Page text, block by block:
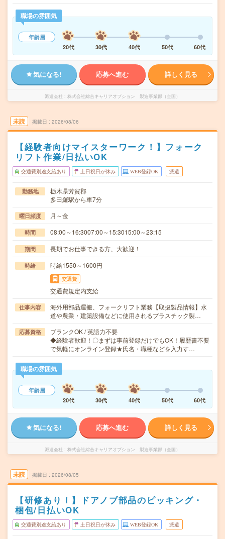
職場の雰囲気
年齢層
20代
30代 40代 50代 60代
気になる! 応募へ進む 詳しく見る
派遣会社 株式会社綜合キャリアオプション 製造事業部（全国）
未読 掲載日 2026/08/06
【経験者向けマイスターワーク！】フォーク
リフト作業/日払いOK
交通費別途支給あり 土日祝日が休み WEB登録OK 派遣
勤務地
栃木県芳賀郡
多田羅駅から車7分
曜日頻度 月～金
時間 08:00～16:3007:00～15:3015:00～23:15
期間 長期でお仕事できる方、大歓迎！
時給 時給1550～1600円
交通費
交通費規定内支給
仕事内容
海外用部品運搬、フォークリフト業務【取扱製品情報】水
道や農業・建築設備などに使用されるプラスチック製…
応募資格
ブランクOK / 英語力不要
◆経験者歓迎！〇まずは事前登録だけでもOK！履歴書不要
で気軽にオンライン登録★氏名・職種などを入力す…
職場の雰囲気
年齢層
20代
30代 40代 50代 60代
気になる! 応募へ進む 詳しく見る
派遣会社 株式会社綜合キャリアオプション 製造事業部（全国）
未読 掲載日 2026/08/05
【研修あり！】ドアノブ部品のピッキング・
梱包/日払いOK
交通費別途支給あり 土日祝日が休み WEB登録OK 派遣